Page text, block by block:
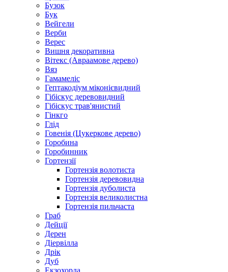
Бузок
Бук
Вейгели
Верби
Верес
Вишня декоративна
Вітекс (Авраамове дерево)
Вяз
Гамамеліс
Гептакодіум міконієвидний
Гібіскус деревовидний
Гібіскус трав'янистий
Гінкго
Глід
Говенія (Цукеркове дерево)
Горобина
Горобинник
Гортензії
Гортензія волотиста
Гортензія деревовидна
Гортензія дуболиста
Гортензія великолистна
Гортензія пильчаста
Граб
Дейції
Дерен
Діервілла
Дрік
Дуб
Екзохорда